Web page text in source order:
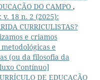
DO CAMPO ,
18 n. 2 (2025):
CURRICULISTAS?
e criamos
e
(ou da filosofia da
Contínuo]
DE EDUCAÇÃO